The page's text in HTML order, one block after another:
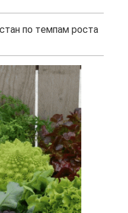
по темпам роста